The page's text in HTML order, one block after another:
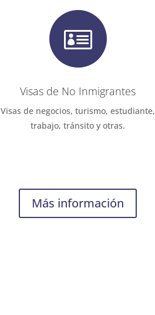

Visas de No Inmigrantes
Visas de negocios, turismo, estudiante,
trabajo, tránsito y otras.
Más información